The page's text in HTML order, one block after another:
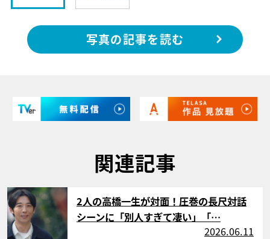
写真の記事を読む
関連記事
サムネイル
2人の高橋一生が対面！圧巻の長尺対話
シーンに「別人すぎて凄い」「…
2026.06.11